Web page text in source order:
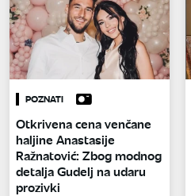
POZNATI
Otkrivena cena venčane
haljine Anastasije
Ražnatović: Zbog modnog
detalja Gudelj na udaru
prozivki